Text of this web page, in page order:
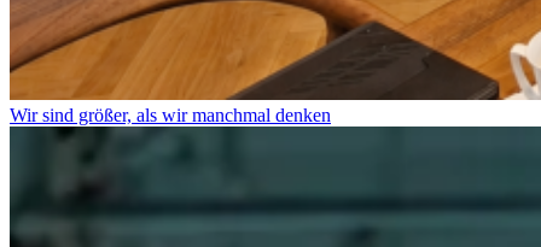
Wir sind größer, als wir manchmal denken